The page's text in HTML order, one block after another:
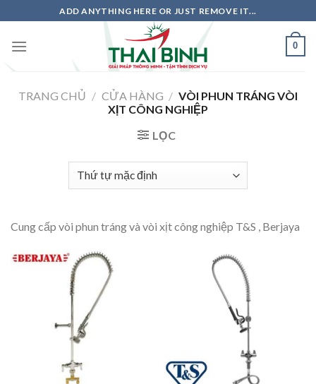
to
content
ADD ANYTHING HERE OR JUST REMOVE IT...
0
TRANG CHỦ / CỬA HÀNG / VÒI PHUN TRÁNG VÒI
XỊT CÔNG NGHIỆP
LỌC
Cung cấp vòi phun tráng và vòi xịt công nghiệp T&S , Berjaya